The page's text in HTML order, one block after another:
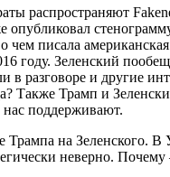
распространяют
чем писала
году. Зеленский
разговоре и другие
Также Трамп и
нас поддерживают.
Трампа на
неверно.